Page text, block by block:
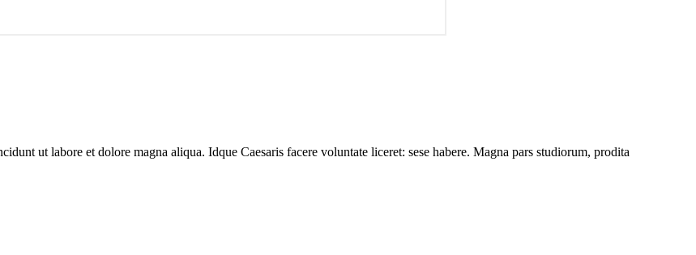
ut labore et dolore magna aliqua. Idque Caesaris facere voluntate liceret: sese habere. Magna pars studiorum, prodita